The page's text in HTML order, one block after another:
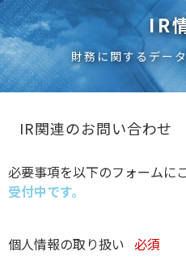
IR
財務に関するデー
IR関連のお問い合わせ
必要事項を以下のフォームに
受付中です。
個人情報の取り扱い 必須